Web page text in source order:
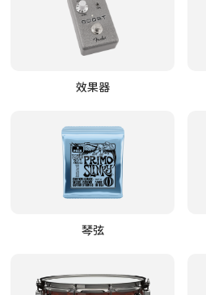
效果器
琴弦